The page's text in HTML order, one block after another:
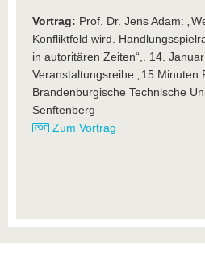
Vortrag: Prof. Dr. Jens Adam:
Konfliktfeld wird.
in autoritären Zeiten“,. 14.
Veranstaltungsreihe „15 Minuten
Brandenburgische Technische
Senftenberg
Zum Vortrag